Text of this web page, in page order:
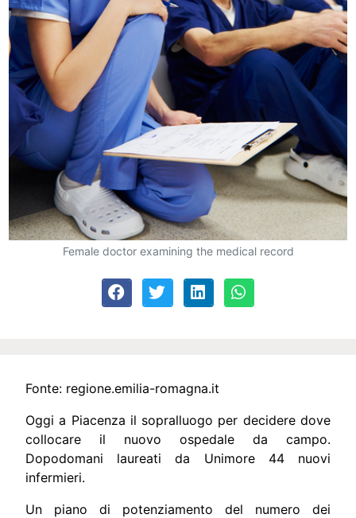
Female doctor examining the medical record
Fonte: regione.emilia-romagna.it
Oggi a Piacenza il sopralluogo per decidere dove
collocare il nuovo ospedale da campo.
Dopodomani laureati da Unimore 44 nuovi
infermieri.
Un piano di potenziamento del numero dei